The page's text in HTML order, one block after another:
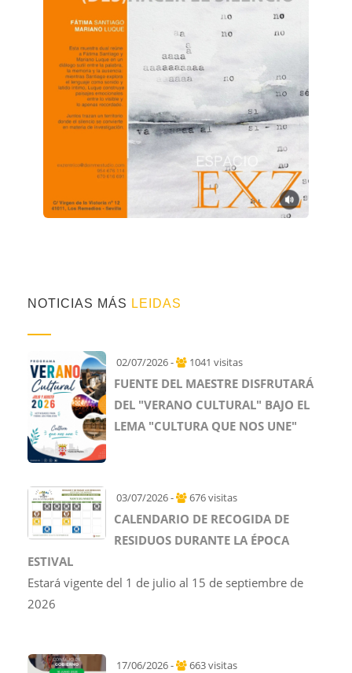
NOTICIAS MÁS LEIDAS
02/07/2026 - 1041 visitas
FUENTE DEL MAESTRE DISFRUTARÁ
DEL "VERANO CULTURAL" BAJO EL
LEMA "CULTURA QUE NOS UNE"
03/07/2026 - 676 visitas
CALENDARIO DE RECOGIDA DE
RESIDUOS DURANTE LA ÉPOCA
ESTIVAL
Estará vigente del 1 de julio al 15 de septiembre de
2026
17/06/2026 - 663 visitas